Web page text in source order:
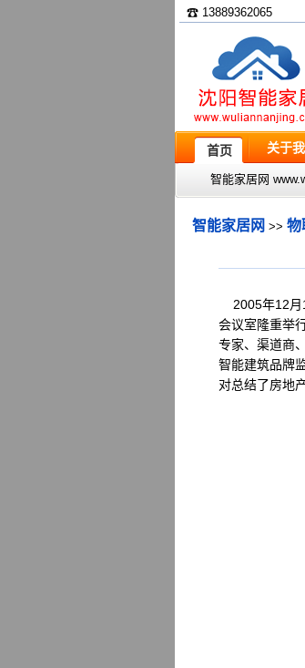
☎ 13889362065
首页 关于
智能家居网
智能家居网 >>物
2005年12月
会议室隆重举
专家、渠道商
智能建筑品牌
对总结了房地